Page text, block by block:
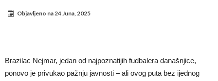
Objavljeno na24 Juna, 2025
Brazilac Nejmar, jedan od najpoznatijih fudbalera današnjice,
ponovo je privukao pažnju javnosti – ali ovog puta bez ijednog